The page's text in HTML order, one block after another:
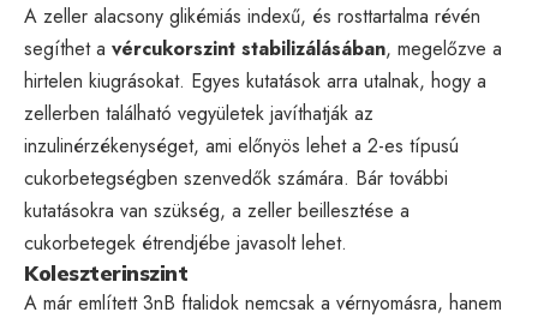
A zeller alacsony glikémiás indexű, és rosttartalma révén
segíthet a vércukorszint stabilizálásában, megelőzve a
hirtelen kiugrásokat. Egyes kutatások arra utalnak, hogy a
zellerben található vegyületek javíthatják az
inzulinérzékenységet, ami előnyös lehet a 2-es típusú
cukorbetegségben szenvedők számára. Bár további
kutatásokra van szükség, a zeller beillesztése a
cukorbetegek étrendjébe javasolt lehet.
Koleszterinszint
A már említett 3nB ftalidok nemcsak a vérnyomásra, hanem